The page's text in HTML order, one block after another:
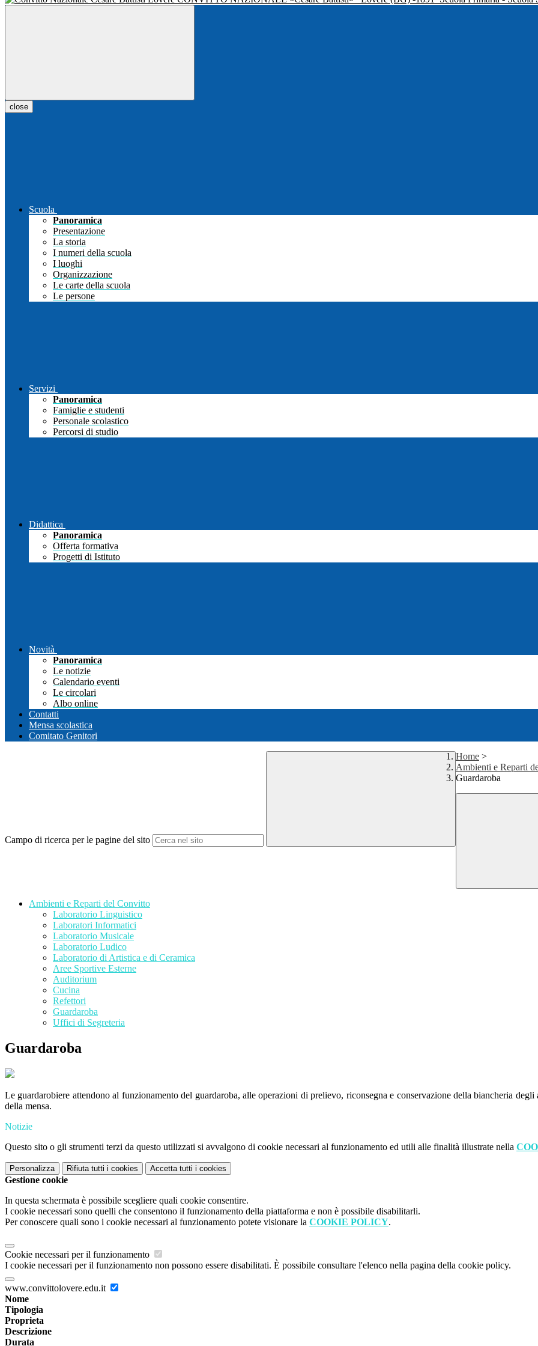
close
Scuola
Panoramica
Presentazione
La storia
I numeri della scuola
I luoghi
Organizzazione
Le carte della scuola
Le persone
Servizi
Panoramica
Famiglie e studenti
Personale scolastico
Percorsi di studio
Didattica
Panoramica
Offerta formativa
Progetti di Istituto
Novità
Panoramica
Le notizie
Calendario eventi
Le circolari
Albo online
Contatti
Mensa scolastica
Comitato Genitori
Campo di ricerca per le pagine del sito
Home >
Ambienti e Reparti
Guardaroba
Ambienti e Reparti del Convitto
Laboratorio Linguistico
Laboratori Informatici
Laboratorio Musicale
Laboratorio Ludico
Laboratorio di Artistica e di Ceramica
Aree Sportive Esterne
Auditorium
Cucina
Refettori
Guardaroba
Uffici di Segreteria
Guardaroba
Le guardarobiere attendono al funzionamento del guardaroba, alle operazioni di prelievo, riconsegna e conservazione della biancheria
della mensa.
Notizie
Questo sito o gli strumenti terzi da questo utilizzati si avvalgono di cookie necessari al funzionamento ed utili alle finalità illustrate nella
Personalizza Rifiuta tutti i cookies Accetta tutti i cookies
Gestione cookie
In questa schermata è possibile scegliere quali cookie consentire.
I cookie necessari sono quelli che consentono il funzionamento della piattaforma e non è possibile disabilitarli.
Per conoscere quali sono i cookie necessari al funzionamento potete visionare la COOKIE POLICY.
Cookie necessari per il funzionamento
I cookie necessari per il funzionamento non possono essere disabilitati. È possibile consultare l'elenco nella pagina della cookie policy.
www.convittolovere.edu.it
Nome
Tipologia
Proprieta
Descrizione
Durata